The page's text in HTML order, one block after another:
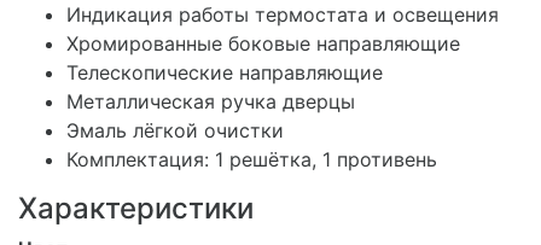
Индикация работы термостата и освещения
Хромированные боковые направляющие
Телескопические направляющие
Металлическая ручка дверцы
Эмаль лёгкой очистки
Комплектация: 1 решётка, 1 противень
Характеристики